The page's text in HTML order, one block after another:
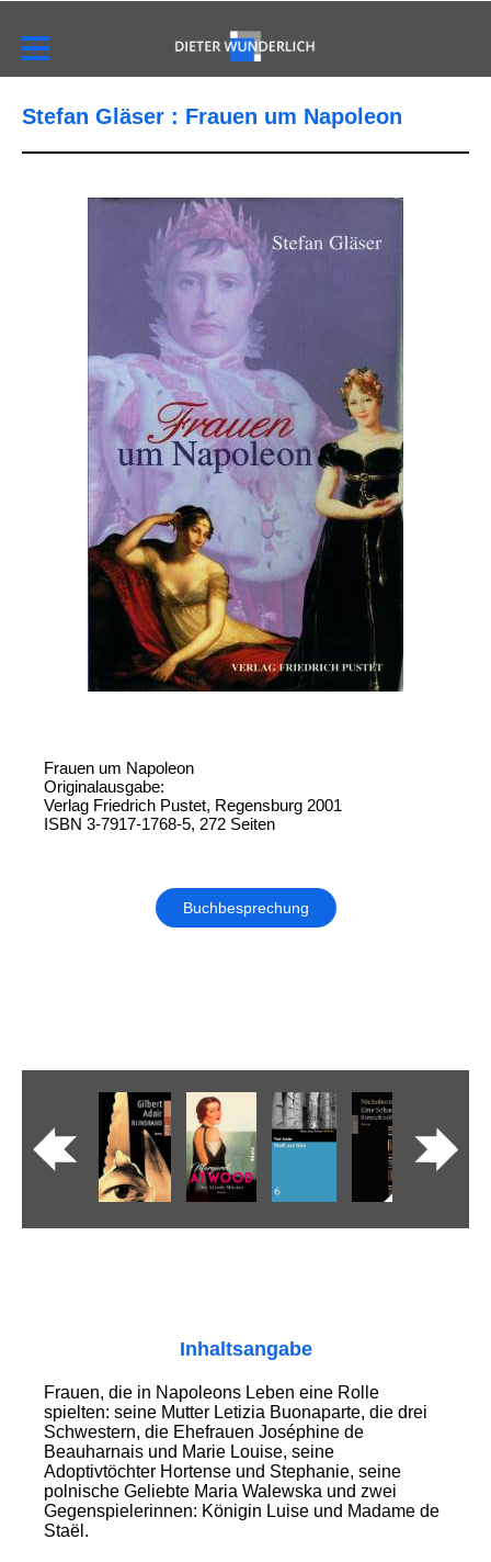
Stefan Gläser : Frauen um Napoleon
Frauen um Napoleon
Originalausgabe:
Verlag Friedrich Pustet, Regensburg 2001
ISBN 3-7917-1768-5, 272 Seiten
Buchbesprechung
Inhaltsangabe
Frauen, die in Napoleons Leben eine Rolle
spielten: seine Mutter Letizia Buonaparte, die drei
Schwestern, die Ehefrauen Joséphine de
Beauharnais und Marie Louise, seine
Adoptivtöchter Hortense und Stephanie, seine
polnische Geliebte Maria Walewska und zwei
Gegenspielerinnen: Königin Luise und Madame de
Staël.